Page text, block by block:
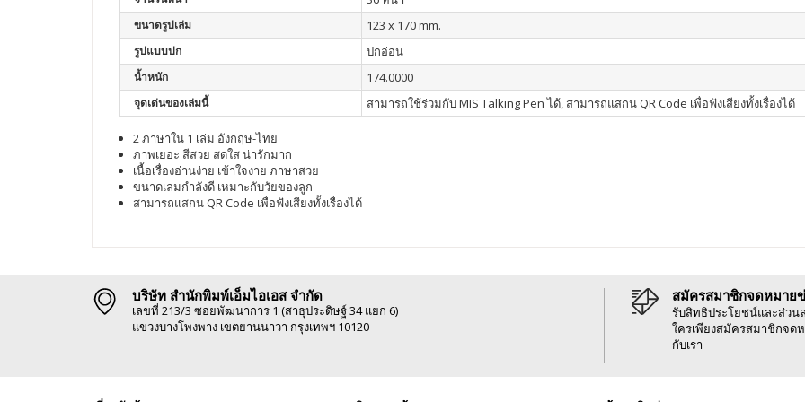
ขนาดรูปเล่ม 123 x 170 mm.
รูปแบบปก ปกอ่อน
น้ำหนัก 174.0000
จุดเด่นของเล่มนี้ สามารถใช้ร่วมกับ MIS Talking Pen ได้, สามารถแสกน QR Code เพื่อฟังเสียงทั้งเรื่องได้
2 ภาษาใน 1 เล่ม อังกฤษ-ไทย
ภาพเยอะ สีสวย สดใส น่ารักมาก
เนื้อเรื่องอ่านง่าย เข้าใจง่าย ภาษาสวย
ขนาดเล่มกำลังดี เหมาะกับวัยของลูก
สามารถแสกน QR Code เพื่อฟังเสียงทั้งเรื่องได้
บริษัท สำนักพิมพ์เอ็มไอเอส จำกัด
เลขที่ 213/3 ซอยพัฒนาการ 1 (สาธุประดิษฐ์ 34 แยก 6)
แขวงบางโพงพาง เขตยานนาวา กรุงเทพฯ 10120
สมัครสมาชิกจดหมาย
รับสิทธิประโยชน์และส่วน
ใครเพียงสมัครสมาชิกจด
กับเรา